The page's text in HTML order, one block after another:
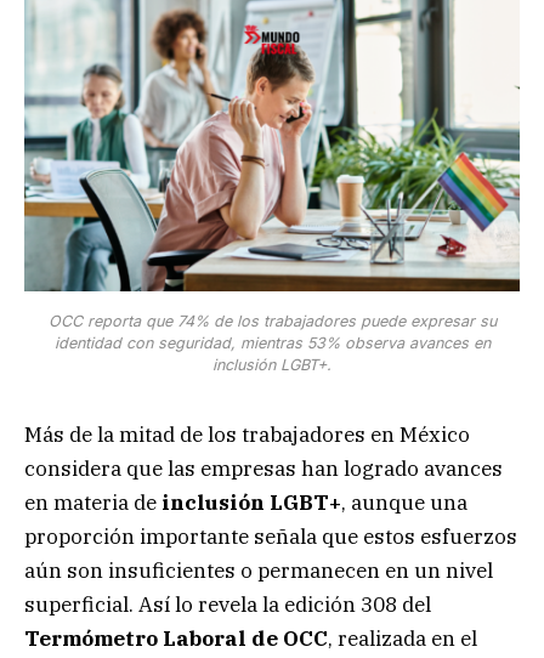
OCC reporta que 74% de los trabajadores puede expresar su
identidad con seguridad, mientras 53% observa avances en
inclusión LGBT+.
Más de la mitad de los trabajadores en México
considera que las empresas han logrado avances
en materia de inclusión LGBT+, aunque una
proporción importante señala que estos esfuerzos
aún son insuficientes o permanecen en un nivel
superficial. Así lo revela la edición 308 del
Termómetro Laboral de OCC, realizada en el